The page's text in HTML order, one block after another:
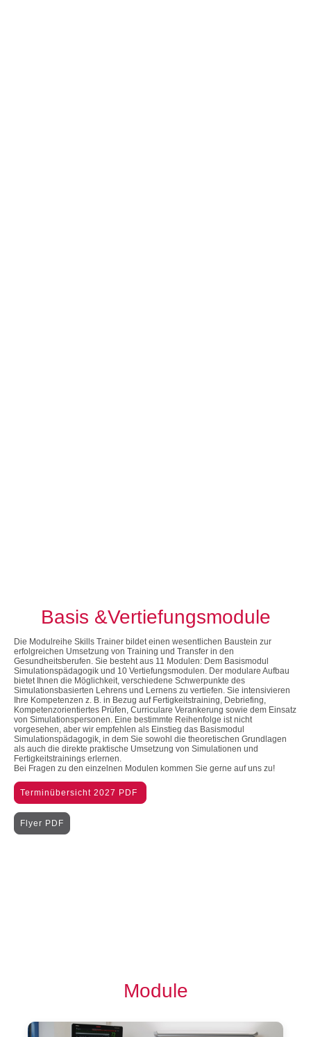
Basis &Vertiefungsmodule
Die Modulreihe Skills Trainer bildet einen wesentlichen Baustein zur
erfolgreichen Umsetzung von Training und Transfer in den
Gesundheitsberufen. Sie besteht aus 11 Modulen: Dem Basismodul
Simulationspädagogik und 10 Vertiefungsmodulen. Der modulare Aufbau
bietet Ihnen die Möglichkeit, verschiedene Schwerpunkte des
Simulationsbasierten Lehrens und Lernens zu vertiefen. Sie intensivieren
Ihre Kompetenzen z. B. in Bezug auf Fertigkeitstraining, Debriefing,
Kompetenzorientiertes Prüfen, Curriculare Verankerung sowie dem Einsatz
von Simulationspersonen. Eine bestimmte Reihenfolge ist nicht
vorgesehen, aber wir empfehlen als Einstieg das Basismodul
Simulationspädagogik, in dem Sie sowohl die theoretischen Grundlagen
als auch die direkte praktische Umsetzung von Simulationen und
Fertigkeitstrainings erlernen.
Bei Fragen zu den einzelnen Modulen kommen Sie gerne auf uns zu!
Terminübersicht 2027 PDF
Flyer PDF
Module